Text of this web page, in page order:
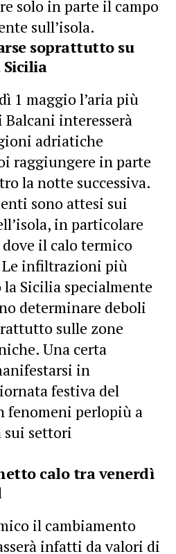
solo in parte il campo
sull’isola.
soprattutto su
1 maggio l’aria più
interesserà
adriatiche
raggiungere in parte
la notte successiva.
sono attesi sui
in particolare
il calo termico
Le infiltrazioni più
Sicilia specialmente
determinare deboli
sulle zone
Una certa
in
festiva del
fenomeni perlopiù a
sui settori
calo tra venerdì
il cambiamento
infatti da valori di